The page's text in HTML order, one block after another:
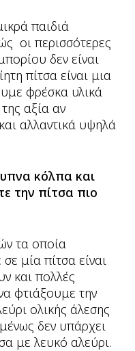
παιδιά
οι περισσότερες
δεν είναι
πίτσα είναι μια
φρέσκα υλικά
αξία αν
αλλαντικά υψηλά
κόλπα και
την πίτσα πιο
τα οποία
μία πίτσα είναι
και πολλές
φτιάξουμε την
ολικής άλεσης
δεν υπάρχει
με λευκό αλεύρι.